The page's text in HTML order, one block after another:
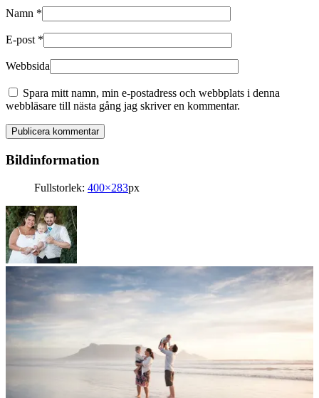
Namn *
E-post *
Webbsida
Spara mitt namn, min e-postadress och webbplats i denna
webbläsare till nästa gång jag skriver en kommentar.
Bildinformation
Fullstorlek: 400×283px